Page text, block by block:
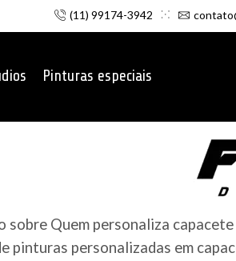
(11) 99174-3942
Pinturas especiais
sobre Quem personaliza
pinturas personalizadas em